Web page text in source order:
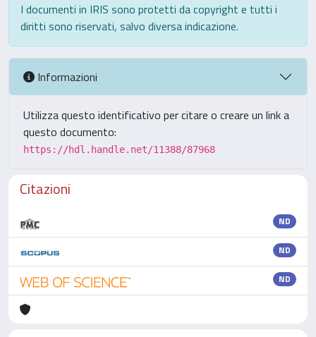
I documenti in IRIS sono protetti da copyright e tutti i
diritti sono riservati, salvo diversa indicazione.
Informazioni
Utilizza questo identificativo per citare o creare un link a
questo documento:
https://hdl.handle.net/11388/87968
Citazioni
ND
ND
ND